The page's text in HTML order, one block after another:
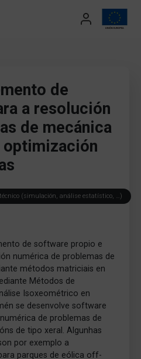
de
a resolución
de mecánica
(simulación, análise estatístico, …)
de software propio e
numérica de problemas de
métodos matriciais en
Métodos de
Isoxeométrico en
se desenvolve software
de problemas de
de tipo xeral. Algunhas
por exemplo a
parques de eólica off-